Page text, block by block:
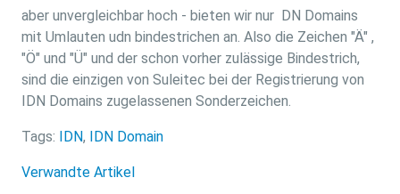
aber unvergleichbar hoch - bieten wir nur DN Domains
mit Umlauten udn bindestrichen an. Also die Zeichen "Ä" ,
"Ö" und "Ü" und der schon vorher zulässige Bindestrich,
sind die einzigen von Suleitec bei der Registrierung von
IDN Domains zugelassenen Sonderzeichen.
Tags: IDN, IDN Domain
Verwandte Artikel